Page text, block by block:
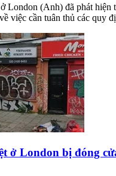
London (Anh) đã phát
việc cần tuân thủ các quy
ở London bị đóng